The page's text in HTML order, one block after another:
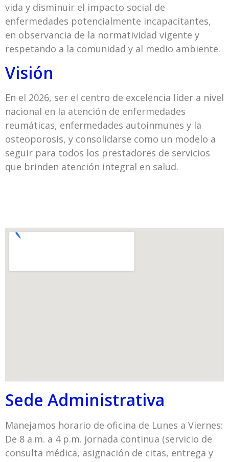
vida y disminuir el impacto social de
enfermedades potencialmente incapacitantes,
en observancia de la normatividad vigente y
respetando a la comunidad y al medio ambiente.
Visión
En el 2026, ser el centro de excelencia líder a nivel
nacional en la atención de enfermedades
reumáticas, enfermedades autoinmunes y la
osteoporosis, y consolidarse como un modelo a
seguir para todos los prestadores de servicios
que brinden atención integral en salud.
Sede Administrativa
Manejamos horario de oficina de Lunes a Viernes:
De 8 a.m. a 4 p.m. jornada continua (servicio de
consulta médica, asignación de citas, entrega y